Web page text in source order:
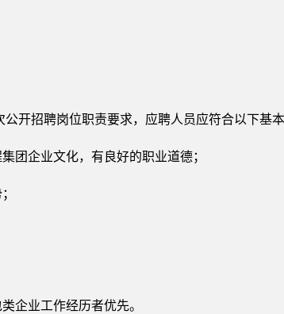
开招聘岗位职责要求，应聘人员应符合以下基
团企业文化，有良好的职业道德；
企业工作经历者优先。